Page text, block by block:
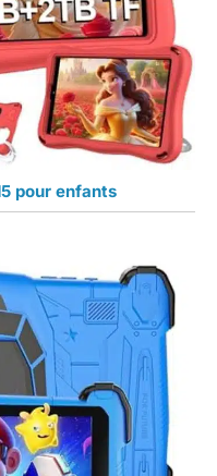
pour enfants